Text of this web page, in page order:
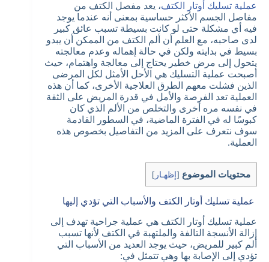
عملية تسليك أوتار الكتف، يعد مفصل الكتف من
مفاصل الجسم الأكثر حساسية بمعنى أنه عندما يوجد
فيه أي مشكلة حتى لو كانت بسيطة تسبب عائق كبير
لدى صاحبه، مع العلم أن ألم الكتف من الممكن أن يبدو
بسيط في بدايته ولكن في حالة إهماله وعدم معالجته
يتحول إلى مرض خطير يحتاج إلى معالجة واهتمام، حيث
أصبحت عملية التسليك هي الأحل الأمثل لكل المرضى
الذين فشلت معهم الطرق العلاجية الأخرى، كما أن هذه
العملية تعد الفرصة والأمل في قدرة المريض على الثقة
في نفسه مره أخرى والتخلص من الألم الذي كان
كبوسًا له في الفترة الماضية، في السطور القادمة
سوف نتعرف على المزيد من التفاصيل بخصوص هذه
العملية.
محتويات الموضوع [ إظهـار ]
عملية تسليك أوتار الكتف والأسباب التي تؤدي إليها
عملية تسليك أوتار الكتف هي عملية جراحية تهدف إلى
إزالة الأنسجة التالفة والملتهبة في الكتف لأنها تسبب
ألم كبير للمريض، حيث يوجد العديد من الأسباب التي
تؤدي إلى الإصابة بها وهي تتمثل في: